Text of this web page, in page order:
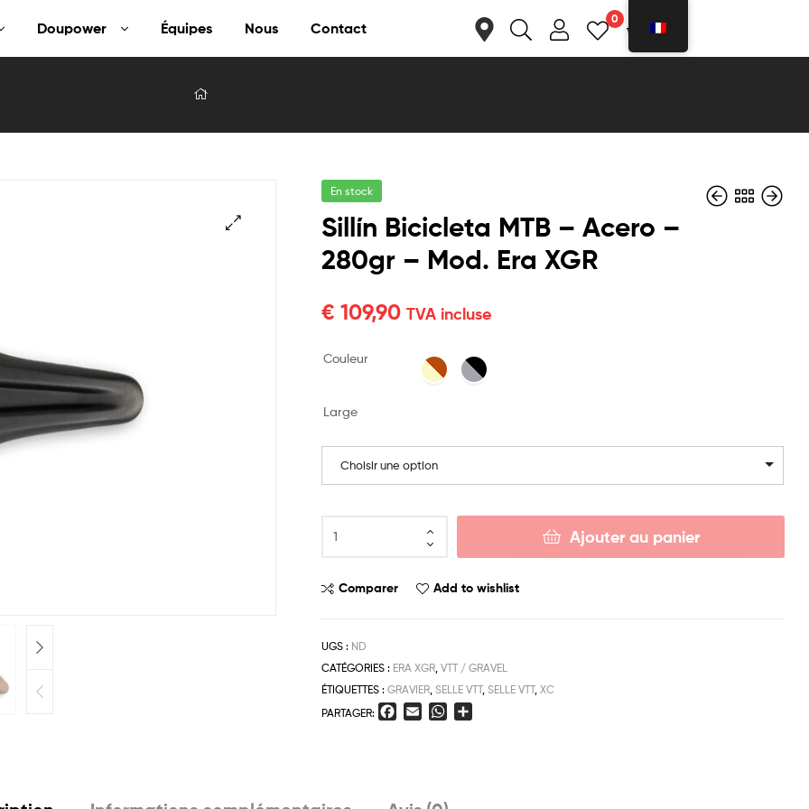
Doupower Équipes Nous Contact
0
En stock
Sillín Bicicleta MTB – Acero –
280gr – Mod. Era XGR
€ 109,90 TVA incluse
Couleur
Large
Choisir une option
Ajouter au panier
Comparer Add to wishlist
UGS : ND
CATÉGORIES : ERA XGR ,VTT / GRAVEL
ÉTIQUETTES :GRAVIER ,SELLE VTT,SELLE VTT,XC
PARTAGER:
W
A